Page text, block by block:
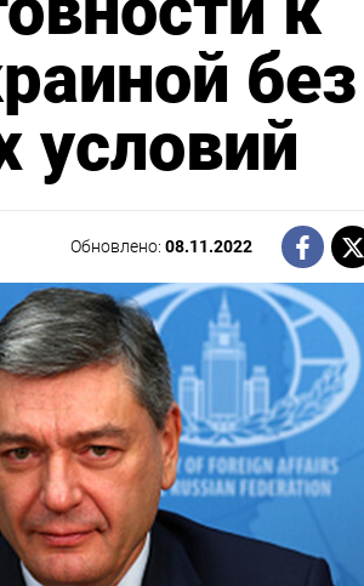
без
условий
Обновлено:08.11.2022